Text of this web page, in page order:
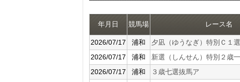
年月日 競馬場 レース名
2026/07/17 浦和 夕凪（ゆうなぎ）特別Ｃ１
2026/07/17
浦和 新選（しんせん）特別２歳一
2026/07/17
浦和 ３歳七選抜馬ア